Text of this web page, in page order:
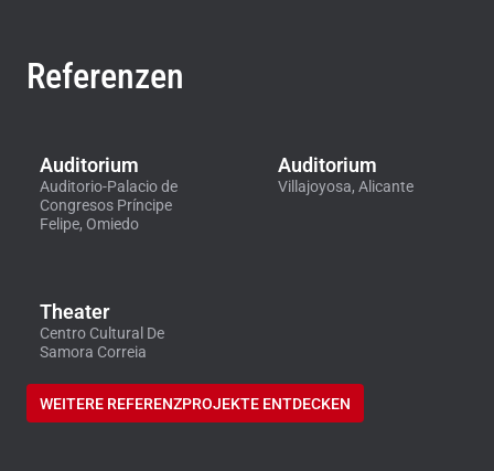
Referenzen
Auditorium
Auditorio-Palacio de
Congresos Príncipe
Felipe, Omiedo
Auditorium
Villajoyosa, Alicante
Theater
Centro Cultural De
Samora Correia
WEITERE REFERENZPROJEKTE ENTDECKEN